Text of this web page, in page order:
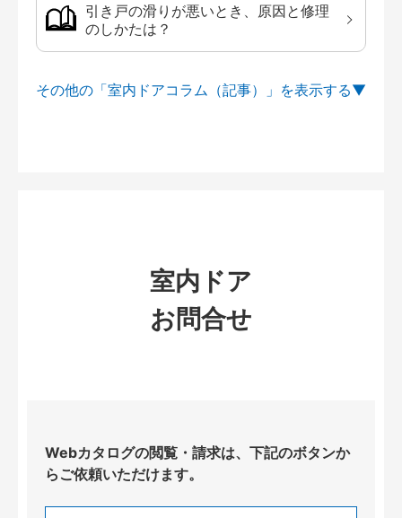
引き戸の滑りが悪いとき、原因と修理
のしかたは？
その他の「室内ドアコラム（記事）」を
室内ドア
お問合せ
Webカタログの閲覧・請求は、下記のボタンか
らご依頼いただけます。